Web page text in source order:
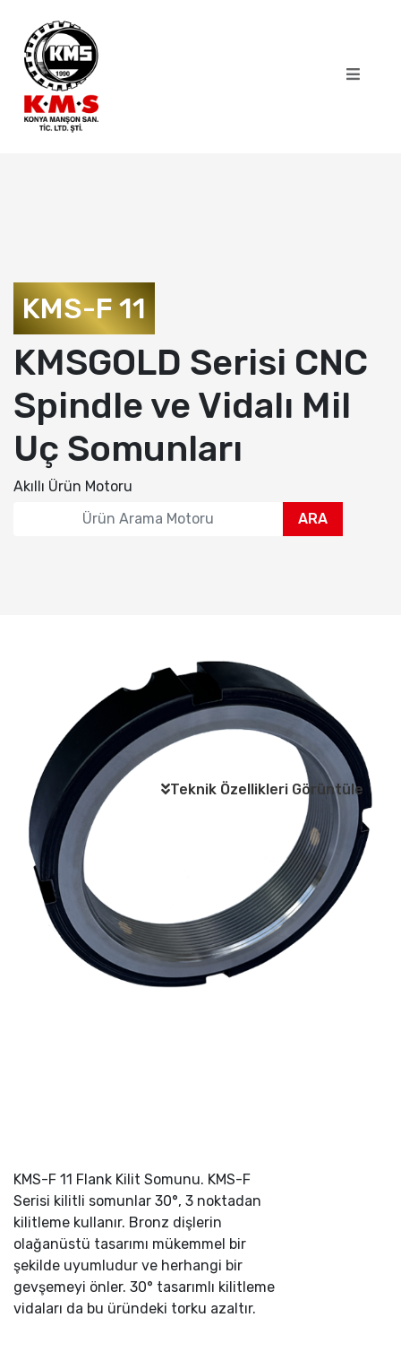
Teknik Özellikleri Görüntüle
KMS-F 11
KMSGOLD Serisi CNC
Spindle ve Vidalı Mil
Uç Somunları
Akıllı Ürün Motoru
ARA
KMS-F 11 Flank Kilit Somunu. KMS-F
Serisi kilitli somunlar 30°, 3 noktadan
kilitleme kullanır. Bronz dişlerin
olağanüstü tasarımı mükemmel bir
şekilde uyumludur ve herhangi bir
gevşemeyi önler. 30° tasarımlı kilitleme
vidaları da bu üründeki torku azaltır.